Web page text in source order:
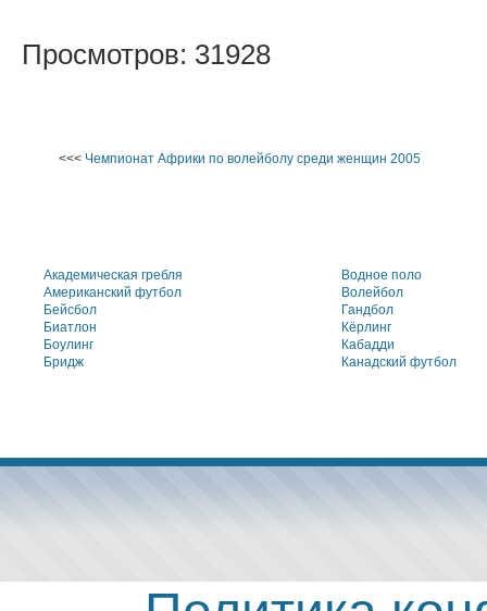
Просмотров: 31928
<<< Чемпионат Африки по волейболу среди женщин 2005
Академическая гребля
Американский футбол
Бейсбол
Биатлон
Боулинг
Бридж
Водное поло
Волейбол
Гандбол
Кёрлинг
Кабадди
Канадский футбол